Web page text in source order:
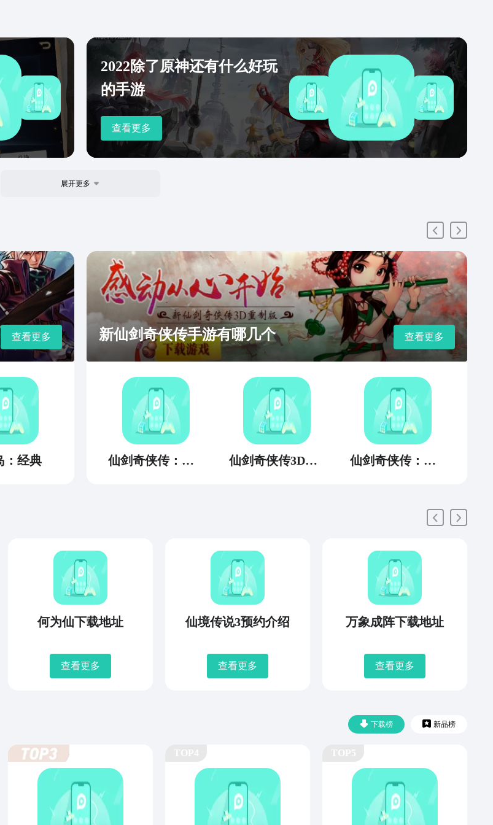
2022除了原神还有什么好玩
的手游
查看更多
展开更多
查看更多
：经典
新仙剑奇侠传手游有哪几个 查看更多
仙剑奇侠传：缘起 仙剑奇侠传3D回合 仙剑奇侠传：新的开始
何为仙下载地址
查看更多
仙境传说3预约介绍
查看更多
万象成阵下载地址
查看更多
下载榜 新品榜